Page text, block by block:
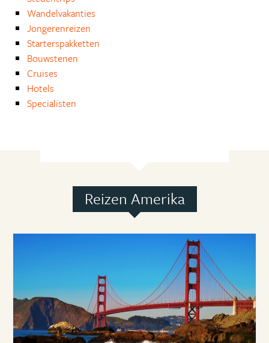
Wandelvakanties
Jongerenreizen
Starterspakketten
Bouwstenen
Cruises
Hotels
Specialisten
Reizen Amerika